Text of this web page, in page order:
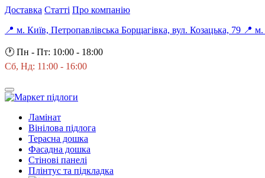
Доставка Статті Про компанію
📍 м. Київ, Петропавлівська Борщагівка, вул. Козацька, 79 📍 м.
🕐 Пн - Пт: 10:00 - 18:00
Сб, Нд: 11:00 - 16:00
Ламінат
Вінілова підлога
Терасна дошка
Фасадна дошка
Стінові панелі
Плінтус та підкладка